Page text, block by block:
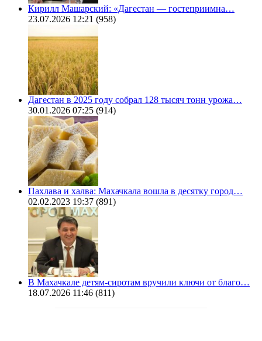
Кирилл Машарский: «Дагестан — гостеприимна…
23.07.2026 12:21 (958)
Дагестан в 2025 году собрал 128 тысяч тонн урожа…
30.01.2026 07:25 (914)
Пахлава и халва: Махачкала вошла в десятку город…
02.02.2023 19:37 (891)
В Махачкале детям-сиротам вручили ключи от благо…
18.07.2026 11:46 (811)